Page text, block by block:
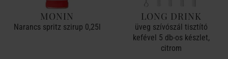
MONIN
Narancs spritz szirup 0,25l
LONG DRINK
üveg szívószál tisztító
kefével 5 db-os készlet,
citrom